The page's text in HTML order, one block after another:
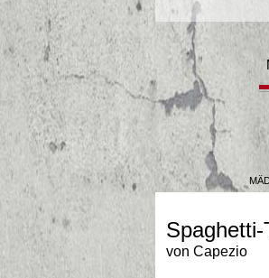
von Capezio